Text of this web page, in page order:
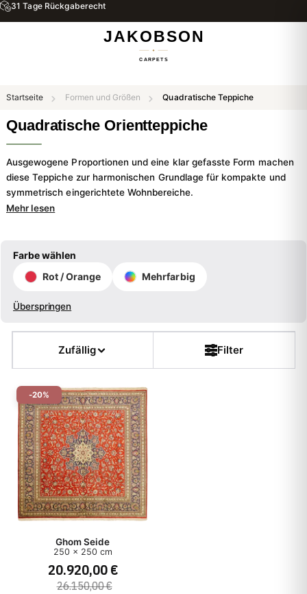
Kostenloser Versand & Rückversand
Startseite Formen und Größen Quadratische Teppiche
Quadratische Orientteppiche
Ausgewogene Proportionen und eine klar gefasste Form machen
diese Teppiche zur harmonischen Grundlage für kompakte und
symmetrisch eingerichtete Wohnbereiche.
Mehr lesen
Form
Kette
Flor
Dicke
Muster
Farbe wählen
Rot / Orange
Mehrfarbig
Überspringen
Zufällig Filter
-20%
Ghom Seide
250 x 250 cm
20.920,00 €
26.150,00 €